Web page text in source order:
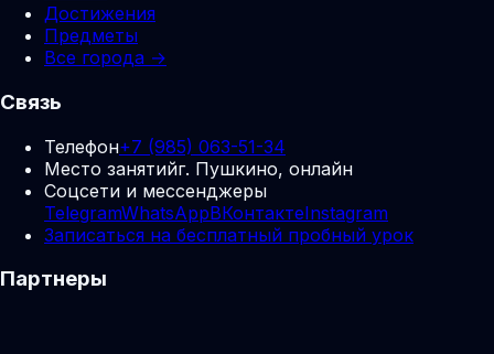
Достижения
Предметы
Все города →
Связь
Телефон+7 (985) 063-51-34
Место занятийг. Пушкино, онлайн
Соцсети и мессенджеры
TelegramWhatsAppВКонтактеInstagram
Записаться на бесплатный пробный урок
Партнеры